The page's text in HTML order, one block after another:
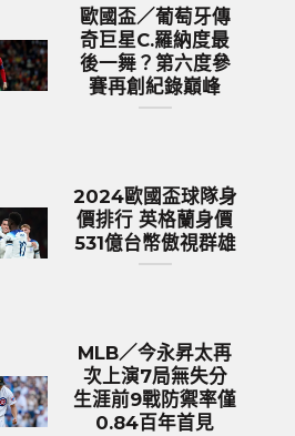
歐國盃／葡萄牙傳
奇巨星C.羅納度最
後一舞？第六度參
賽再創紀錄巔峰
2024歐國盃球隊身
價排行 英格蘭身價
531億台幣傲視群雄
MLB／今永昇太再
次上演7局無失分
生涯前9戰防禦率僅
0.84百年首見